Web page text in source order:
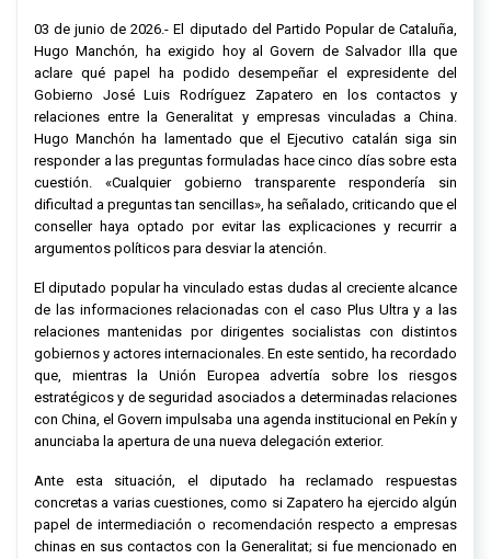
03 de junio de 2026.- El diputado del Partido Popular de Cataluña,
Hugo Manchón, ha exigido hoy al Govern de Salvador Illa que
aclare qué papel ha podido desempeñar el expresidente del
Gobierno José Luis Rodríguez Zapatero en los contactos y
relaciones entre la Generalitat y empresas vinculadas a China.
Hugo Manchón ha lamentado que el Ejecutivo catalán siga sin
responder a las preguntas formuladas hace cinco días sobre esta
cuestión. «Cualquier gobierno transparente respondería sin
dificultad a preguntas tan sencillas», ha señalado, criticando que el
conseller haya optado por evitar las explicaciones y recurrir a
argumentos políticos para desviar la atención.
El diputado popular ha vinculado estas dudas al creciente alcance
de las informaciones relacionadas con el caso Plus Ultra y a las
relaciones mantenidas por dirigentes socialistas con distintos
gobiernos y actores internacionales. En este sentido, ha recordado
que, mientras la Unión Europea advertía sobre los riesgos
estratégicos y de seguridad asociados a determinadas relaciones
con China, el Govern impulsaba una agenda institucional en Pekín y
anunciaba la apertura de una nueva delegación exterior.
Ante esta situación, el diputado ha reclamado respuestas
concretas a varias cuestiones, como si Zapatero ha ejercido algún
papel de intermediación o recomendación respecto a empresas
chinas en sus contactos con la Generalitat; si fue mencionado en